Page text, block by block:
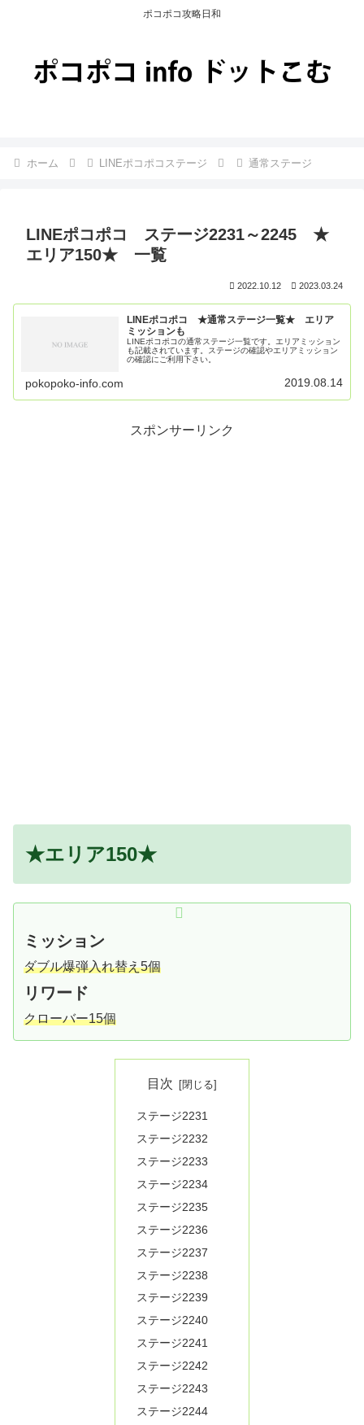
ポコポコ攻略日和
ホーム LINEポコポコステージ 通常ステージ
LINEポコポコ ステージ2231～2245 ★
エリア150★ 一覧
2022.10.12 2023.03.24
LINEポコポコ ★通常ステージ一覧★ エリア
ミッションも
LINEポコポコの通常ステージ一覧です。エリアミッション
も記載されています。ステージの確認やエリアミッション
の確認にご利用下さい。
pokopoko-info.com 2019.08.14
スポンサーリンク
★エリア150★
ミッション
ダブル爆弾入れ替え5個
リワード
クローバー15個
目次
ステージ2231
ステージ2232
ステージ2233
ステージ2234
ステージ2235
ステージ2236
ステージ2237
ステージ2238
ステージ2239
ステージ2240
ステージ2241
ステージ2242
ステージ2243
ステージ2244